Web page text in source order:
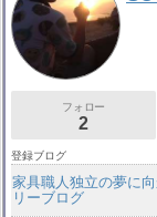
フォロー
2
登録ブログ
家具職人独立の夢に
リーブログ